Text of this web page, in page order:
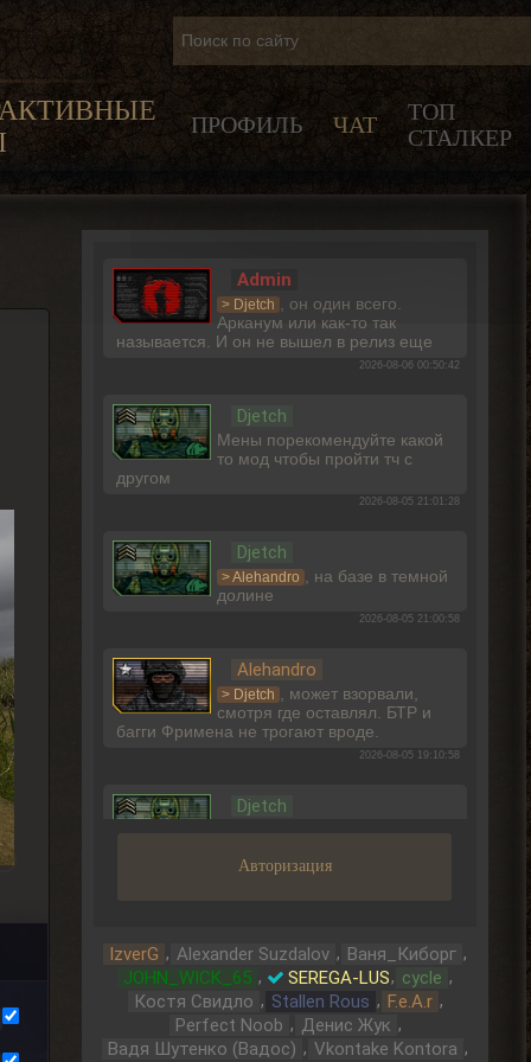
ПРОФИЛЬ ЧАТ
ТОП
СТАЛКЕР
Admin
> Djetch , он один всего.
Арканум или как-то так
называется. И он не вышел в релиз еще
2026-08-06 00:50:42
Djetch
Мены порекомендуйте какой
то мод чтобы пройти тч с
другом
2026-08-05 21:01:28
Djetch
> Alehandro , на базе в темной
долине
2026-08-05 21:00:58
Alehandro
> Djetch , может взорвали,
смотря где оставлял. БТР и
багги Фримена не трогают вроде.
2026-08-05 19:10:58
Djetch
-3 часа прогресса, кайффф
2026-08-05 14:08:44
Djetch
А че делать если машину
Авторизация
IzverG , Alexander Suzdalov , Ваня_Киборг ,
JOHN_WICK_65 , SEREGA-LUS, cycle ,
Костя Свидло , Stallen Rous , F.e.A.r ,
Perfect Noob , Денис Жук ,
Вадя Шутенко (Вадос) , Vkontake Kontora ,